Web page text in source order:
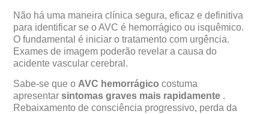
Não há uma maneira clínica segura, eficaz e definitiva
para identificar se o AVC é hemorrágico ou isquêmico.
O fundamental é iniciar o tratamento com urgência.
Exames de imagem poderão revelar a causa do
acidente vascular cerebral.
Sabe-se que o AVC hemorrágico costuma
apresentarsintomas graves mais rapidamente .
Rebaixamento de consciência progressivo, perda da